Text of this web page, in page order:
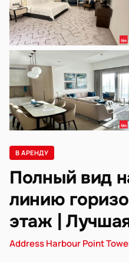
В АРЕНДУ
Полный вид
линию
этаж |
Address Harbour Point